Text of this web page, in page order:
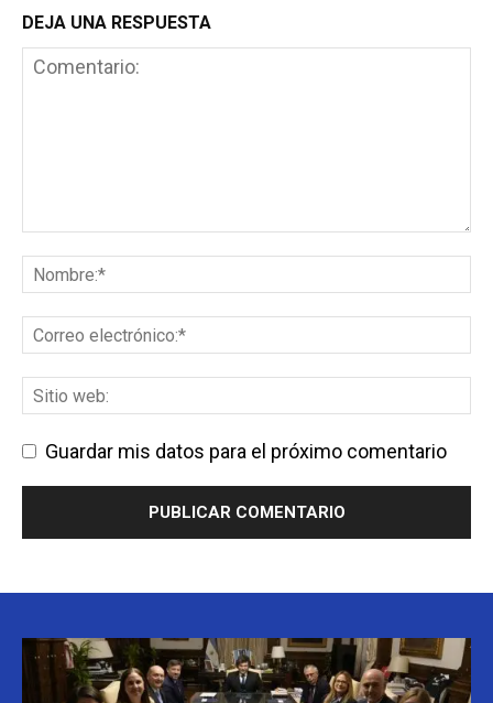
DEJA UNA RESPUESTA
Guardar mis datos para el próximo comentario